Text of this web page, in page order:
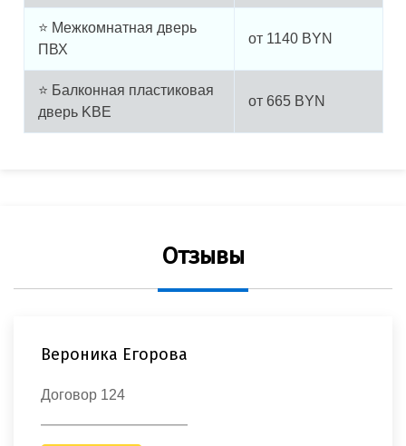
⭐ Межкомнатная дверь
ПВХ
от 1140 BYN
⭐ Балконная пластиковая
дверь KBE
от 665 BYN
Отзывы
Вероника Егорова
Договор 124